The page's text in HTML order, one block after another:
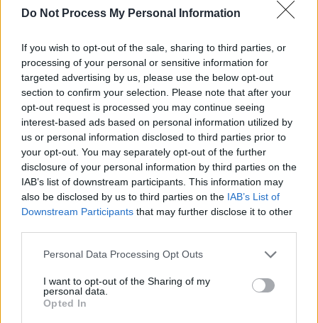
Do Not Process My Personal Information
If you wish to opt-out of the sale, sharing to third parties, or
processing of your personal or sensitive information for
targeted advertising by us, please use the below opt-out
section to confirm your selection. Please note that after your
opt-out request is processed you may continue seeing
interest-based ads based on personal information utilized by
us or personal information disclosed to third parties prior to
your opt-out. You may separately opt-out of the further
disclosure of your personal information by third parties on the
IAB’s list of downstream participants. This information may
also be disclosed by us to third parties on the IAB’s List of
Downstream Participants that may further disclose it to other
Personal Data Processing Opt Outs
I want to opt-out of the Sharing of my
personal data.
Opted In
internationale. Elle met en garde contre la tendance à ne voir que
vies. Enfin, elle rappelle qu’il ne faut jamais hésiter à faire confiance
au personnel du SAMU, car chaque seconde compte.
Article précédent
Colère en 8 minutes : le
danger mortel pour votre
cœur révélé
Article suivant
Selles foncées : le signe
inattendu qui a sauvé un
homme du cancer